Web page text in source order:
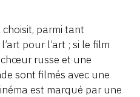
choisit, parmi tant
pour l’art ; si le film
chœur russe et une
sont filmés avec une
est marqué par une